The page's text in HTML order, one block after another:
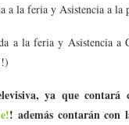
a la feria y Asistencia a la
a la feria y Asistencia a
ya que contará
! además contarán con